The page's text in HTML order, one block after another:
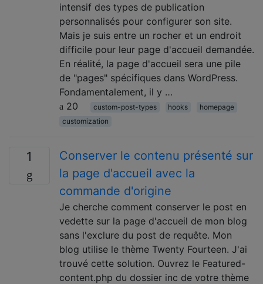
intensif des types de publication
personnalisés pour configurer son site.
Mais je suis entre un rocher et un endroit
difficile pour leur page d'accueil demandée.
En réalité, la page d'accueil sera une pile
de "pages" spécifiques dans WordPress.
Fondamentalement, il y …
20
custom-post-types hooks
homepage
customization
1
Conserver le contenu présenté sur
la page d'accueil avec la
commande d'origine
Je cherche comment conserver le post en
vedette sur la page d'accueil de mon blog
sans l'exclure du post de requête. Mon
blog utilise le thème Twenty Fourteen. J'ai
trouvé cette solution. Ouvrez le Featured-
content.php du dossier inc de votre thème